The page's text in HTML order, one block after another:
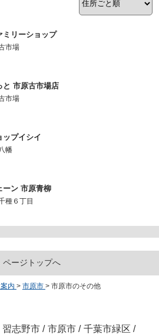
ミリーショップ
市場
と 市原古市場店
市場
ップイシイ
幡
ーン 市原青柳
種６丁目
ページトップへ
内 > 市原市 > 市原市のその他
習志野市 / 市原市 / 千葉市緑区 /